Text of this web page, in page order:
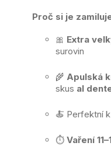
Proč si je
🎀 Extra
surovin
🌾 Apulská
skus al
🍝 Perfektní k
⏱️ Vaření